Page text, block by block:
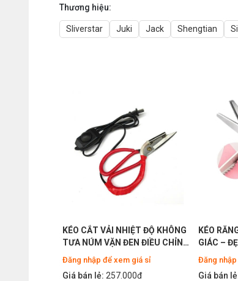
Thương hiệu:
Sliverstar Juki Jack Shengtian
KÉO CẮT VẢI NHIỆT ĐỘ KHÔNG
TƯA NÚM VẶN ĐEN ĐIỀU CHỈNH
ĐƯỢC NHIỆT ĐỘ
Đăng nhập để xem giá sỉ
Giá bán lẻ: 257.000đ
KÉO
GIÁC –
Đăng
Giá bán